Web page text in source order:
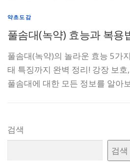
약초도감
풀솜대(녹약) 효능과 복용
풀솜대(녹약)의 놀라운 효능 5가
태 특징까지 완벽 정리! 강장 보
풀솜대에 대한 모든 정보를 알아
검색
검색